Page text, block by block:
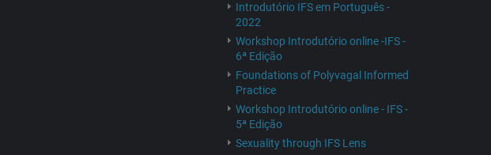
Introdutório IFS em Português -
2022
Workshop Introdutório online -IFS -
6ª Edição
Foundations of Polyvagal Informed
Practice
Workshop Introdutório online - IFS -
5ª Edição
Sexuality through IFS Lens